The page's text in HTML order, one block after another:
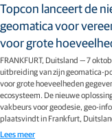
Topcon lanceert de
geomatica voor
voor grote
FRANKFURT, Duitsland — 7
uitbreiding van zijn geomatica-
voor grote hoeveelheden
ecosysteem. De nieuwe
vakbeurs voor geodesie, geo-
plaatsvindt in Frankfurt,
Lees meer